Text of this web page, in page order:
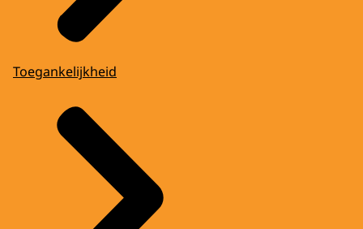
Toegankelijkheid